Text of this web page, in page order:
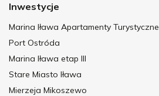
Inwestycje
Marina Iława Apartamenty Turystyczne
Port Ostróda
Marina Iława etap III
Stare Miasto Iława
Mierzeja Mikoszewo